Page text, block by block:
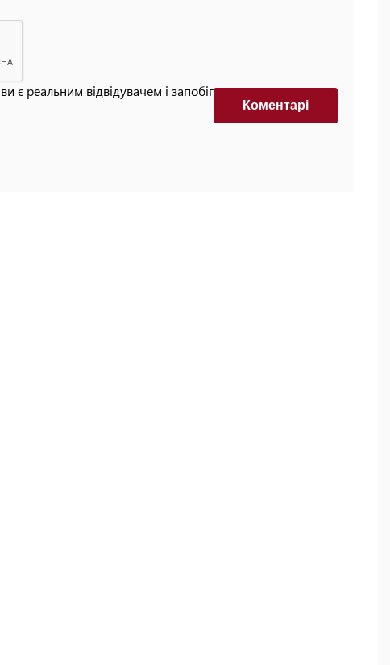
реальним відвідувачем і запобігти автоматизованим
Коментарi